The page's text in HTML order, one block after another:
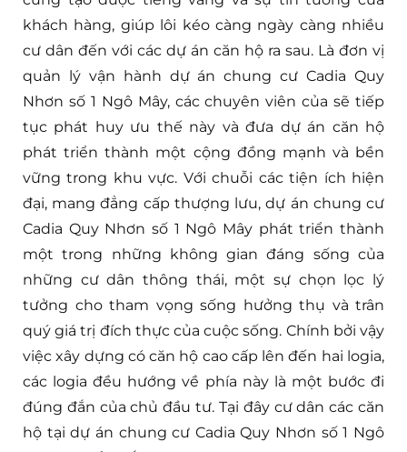
khách hàng, giúp lôi kéo càng ngày càng nhiều
cư dân đến với các dự án căn hộ ra sau. Là đơn vị
quản lý vận hành dự án chung cư Cadia Quy
Nhơn số 1 Ngô Mây, các chuyên viên của sẽ tiếp
tục phát huy ưu thế này và đưa dự án căn hộ
phát triển thành một cộng đồng mạnh và bền
vững trong khu vực. Với chuỗi các tiện ích hiện
đại, mang đẳng cấp thượng lưu, dự án chung cư
Cadia Quy Nhơn số 1 Ngô Mây phát triển thành
một trong những không gian đáng sống của
những cư dân thông thái, một sự chọn lọc lý
tưởng cho tham vọng sống hưởng thụ và trân
quý giá trị đích thực của cuộc sống. Chính bởi vậy
việc xây dựng có căn hộ cao cấp lên đến hai logia,
các logia đều hướng về phía này là một bước đi
đúng đắn của chủ đầu tư. Tại đây cư dân các căn
hộ tại dự án chung cư Cadia Quy Nhơn số 1 Ngô